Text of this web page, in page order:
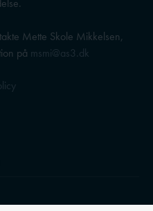
Mette Skole Mikkelsen,
på msmi@as3.dk